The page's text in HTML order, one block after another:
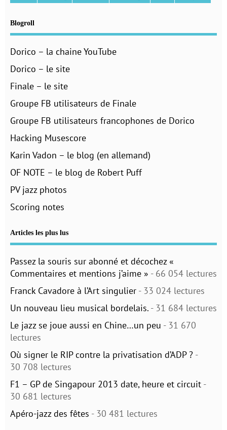
Blogroll
Dorico – la chaine YouTube
Dorico – le site
Finale – le site
Groupe FB utilisateurs de Finale
Groupe FB utilisateurs francophones de Dorico
Hacking Musescore
Karin Vadon – le blog (en allemand)
OF NOTE – le blog de Robert Puff
PV jazz photos
Scoring notes
Articles les plus lus
Passez la souris sur abonné et décochez «
Commentaires et mentions j’aime » - 66 054 lectures
Franck Cavadore à l’Art singulier - 33 024 lectures
Un nouveau lieu musical bordelais. - 31 684 lectures
Le jazz se joue aussi en Chine…un peu - 31 670
lectures
Où signer le RIP contre la privatisation d’ADP ? -
30 708 lectures
F1 – GP de Singapour 2013 date, heure et circuit -
30 681 lectures
Apéro-jazz des fêtes - 30 481 lectures